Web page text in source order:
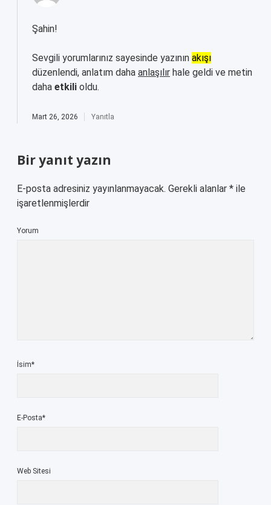
Şahin!
Sevgili yorumlarınız sayesinde yazının akışı
düzenlendi, anlatım daha anlaşılır hale geldi ve metin
daha etkili oldu.
Mart 26, 2026 Yanıtla
Bir yanıt yazın
E-posta adresiniz yayınlanmayacak. Gerekli alanlar * ile
işaretlenmişlerdir
Yorum
İsim*
E-Posta*
Web Sitesi